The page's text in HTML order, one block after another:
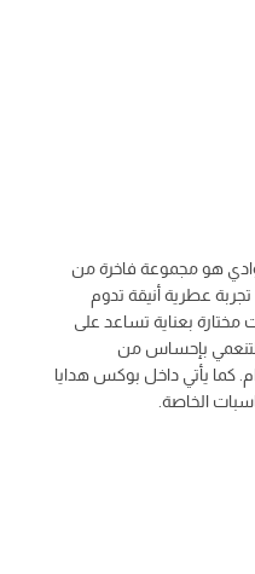
هو مجموعة فاخرة من
عطرية أنيقة تدوم
بعناية تساعد على
لتنعمي بإحساس من
كما يأتي داخل بوكس هدايا
الخاصة.